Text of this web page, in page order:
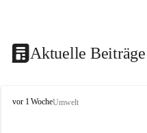
Aktuelle Beiträge
V
vor 1 WocheUmwelt